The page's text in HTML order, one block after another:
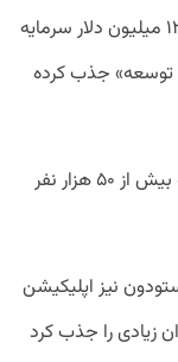
این شرکت در آوریل ۲۰۲۲ در توییتر اعلام کرد ۱۳ میلیون دلار سرمایه
توسعه» جذب کرده
تا پایان آوریل ۲۰۲۳، تعداد کاربران بلواسکای به بیش از ۵۰ هزار نفر
نیز اپلیکیشن
زیادی را جذب کرد